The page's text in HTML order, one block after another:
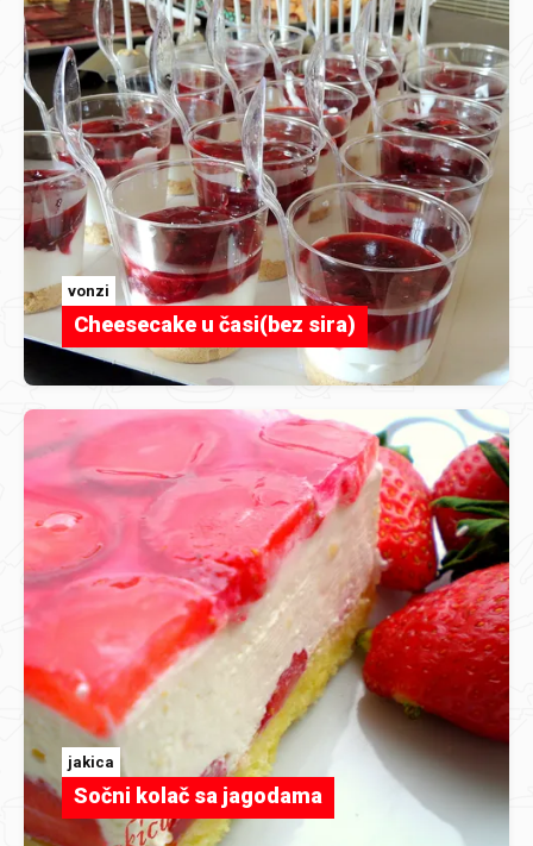
vonzi
Cheesecake u časi(bez sira)
jakica
Sočni kolač sa jagodama